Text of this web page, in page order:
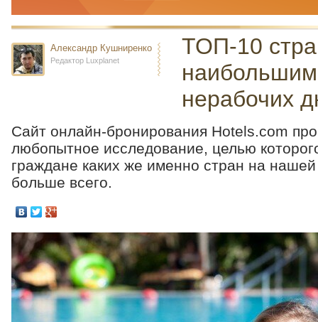
Александр Кушниренко
Редактор Luxplanet
ТОП-10
нерабочих
Сайт онлайн-бронирования Hotels.com
любопытное исследование, целью
граждане каких же именно стран на
больше всего.